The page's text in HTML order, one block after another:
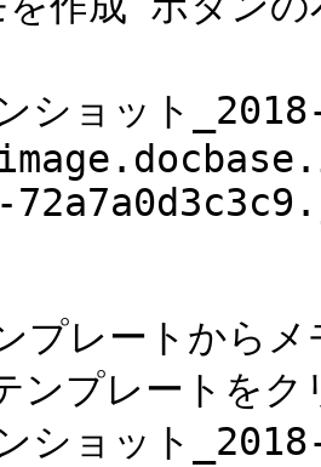
ショット
レートからメ
ンプレートを
ショット